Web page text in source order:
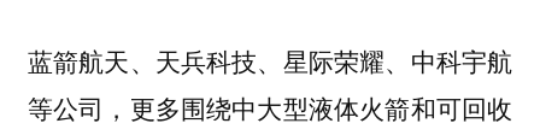
蓝箭航天、天兵科技、星际荣耀、中科宇航
等公司，更多围绕中大型液体火箭和可回收